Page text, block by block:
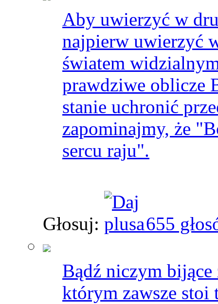
Aby uwierzyć w
najpierw uwierzyć
światem
prawdziwe oblicze
stanie uchronić
zapominajmy, że
sercu raju".
Głosuj: 655
Bądź niczym bijące
którym zawsze stoi